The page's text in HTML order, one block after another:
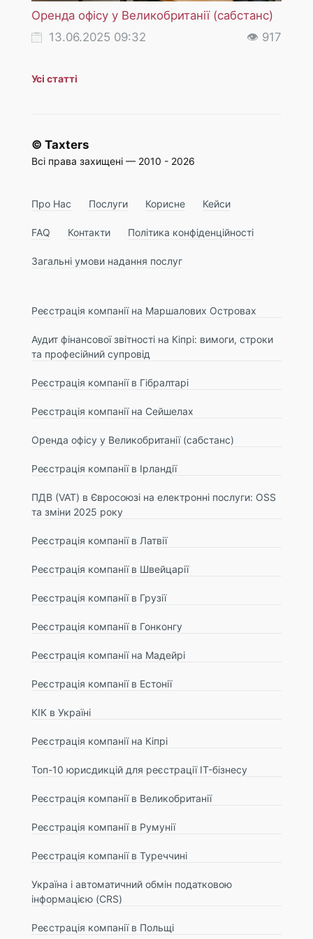
Оренда офісу у Великобританії (сабстанс)
13.06.2025 09:32
👁 917
Усі статті
© Taxters
Всі права захищені — 2010 - 2026
Про Нас Послуги Корисне Кейси
FAQ Контакти Політика конфіденційності
Загальні умови надання послуг
Реєстрація компанії на Маршалових Островах
Аудит фінансової звітності на Кіпрі: вимоги, строки
та професійний супровід
Реєстрація компанії в Гібралтарі
Реєстрація компанії на Сейшелах
Оренда офісу у Великобританії (сабстанс)
Реєстрація компанії в Ірландії
ПДВ (VAT) в Євросоюзі на електронні послуги: OSS
та зміни 2025 року
Реєстрація компанії в Латвії
Реєстрація компанії в Швейцарії
Реєстрація компанії в Грузії
Реєстрація компанії в Гонконгу
Реєстрація компанії на Мадейрі
Реєстрація компанії в Естонії
КІК в Україні
Реєстрація компанії на Кіпрі
Топ-10 юрисдикцій для реєстрації IT-бізнесу
Реєстрація компанії в Великобританії
Реєстрація компанії в Румунії
Реєстрація компанії в Туреччині
Україна і автоматичний обмін податковою
інформацією (CRS)
Реєстрація компанії в Польщі